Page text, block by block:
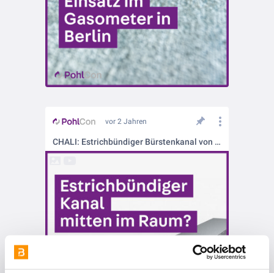
vor 2 Jahren
CHALI: Estrichbündiger Bürstenkanal von PohlCon